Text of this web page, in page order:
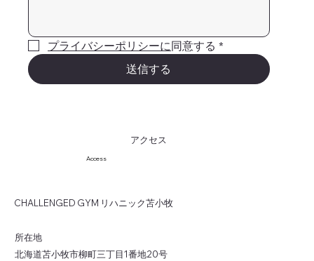
プライバシーポリシーに同意する *
送信する
​所在地
Access
アクセス
​CHALLENGED GYM リハニック苫小牧
北海道苫小牧市柳町三丁目1番地20号